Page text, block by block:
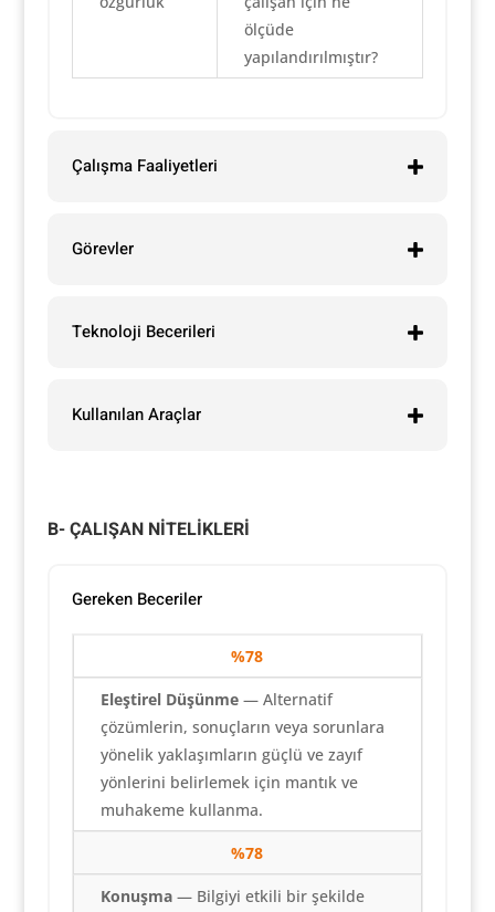
ölçüde
yapılandırılmıştır?
Çalışma Faaliyetleri
Görevler
Teknoloji Becerileri
Kullanılan Araçlar
B- ÇALIŞAN NİTELİKLERİ
Gereken Beceriler
%78
Eleştirel Düşünme— Alternatif
çözümlerin, sonuçların veya sorunlara
yönelik yaklaşımların güçlü ve zayıf
yönlerini belirlemek için mantık ve
muhakeme kullanma.
%78
Konuşma— Bilgiyi etkili bir şekilde